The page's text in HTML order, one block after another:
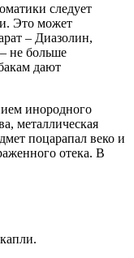
следует
Это может
– Диазолин,
не больше
дают
инородного
металлическая
поцарапал веко и
отека. В